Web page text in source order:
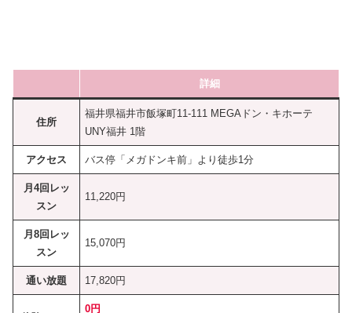
詳細
住所
福井県福井市飯塚町11-111 MEGAドン・キホーテ
UNY福井 1階
アクセス バス停「メガドンキ前」より徒歩1分
月4回レッ
スン
11,220円
月8回レッ
スン
15,070円
通い放題 17,820円
0円